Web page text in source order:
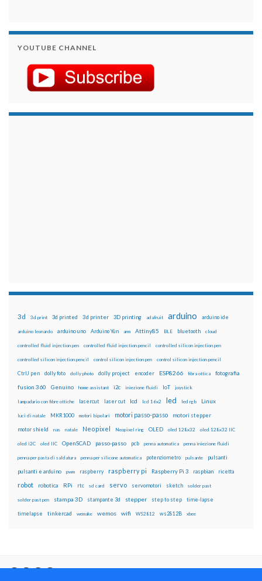
YOUTUBE CHANNEL
3d 3d print 3d printed 3d printer 3D printing adafruit arduino arduino ide
arduino leonardo arduino uno Arduino Yún arm Attiny85 BLE bluetooth cloud
controlled fluid injection pen controlled fluid injection pencil controlled silicon injection pen
controlled silicon injection pencil control silicon injection pen control silicon injection pencil
CtrlJ pen dolly foto dolly photo dolly project encoder ESP8266 fibra ottica fotografia
fusion 360 Genuino home assistant i2c iniezione fluidi IoT joystick
lampadario con fibre ottiche lasercut laser cut lcd lcd 16x2 led led rgb Linux
luci di natale MKR1000 motori bipolari motori passo-passo motori stepper
motor shield nas natale Neopixel Neopixel ring OLED oled 128x32 oled 128x32 IIC
oled i2C oled IIC OpenSCAD passo-passo pcb penna automatica penna iniezione fluidi
penna per pasta di saldatura penna per silicone automatica potenziometro pulsante pulsanti
pulsanti e arduino pwm raspberry raspberry pi Raspberry Pi 3 raspbian ricetta
robot robotica RPi rtc sd card servo servomotori sketch solder past
solder past pen stampa 3D stampante 3d stepper step to step time-lapse
timelapse tinkercad wemake wemos wifi WS2812 ws2812B xbee